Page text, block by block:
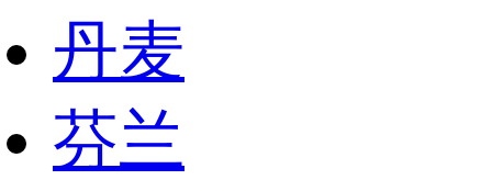
丹麦
芬兰